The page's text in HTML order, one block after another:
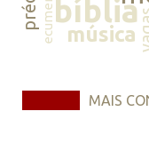
ecumenebíblia
música
MAIS